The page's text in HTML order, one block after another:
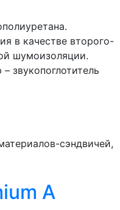
в качестве второго-
шумоизоляции.
звукопоглотитель
сэндвичей,
A